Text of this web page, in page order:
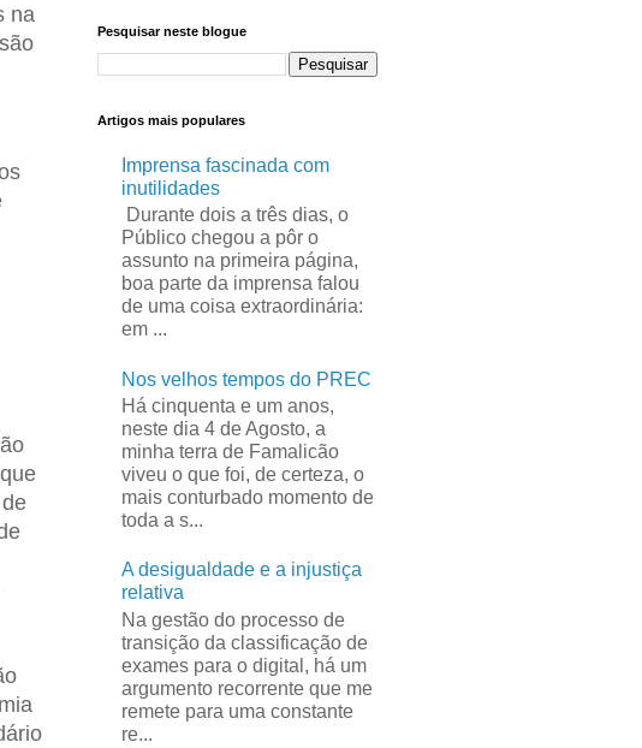
na
Pesquisar neste blogue
Artigos mais populares
Imprensa fascinada com
inutilidades
Durante dois a três dias, o
Público chegou a pôr o
assunto na primeira página,
boa parte da imprensa falou
de uma coisa extraordinária:
em ...
Nos velhos tempos do PREC
Há cinquenta e um anos,
neste dia 4 de Agosto, a
minha terra de Famalicão
viveu o que foi, de certeza, o
mais conturbado momento de
toda a s...
A desigualdade e a injustiça
relativa
Na gestão do processo de
transição da classificação de
exames para o digital, há um
argumento recorrente que me
remete para uma constante
re...